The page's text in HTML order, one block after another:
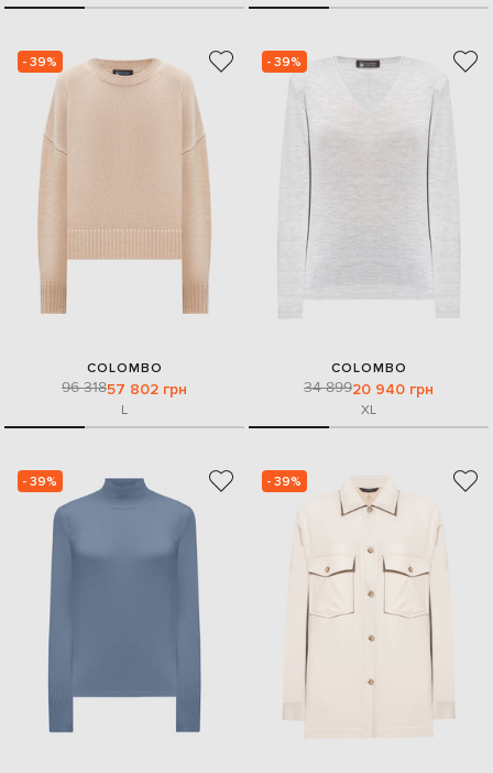
- 39%
COLOMBO
96 31857 802 грн
L
- 39%
COLOMBO
34 89920 940 грн
XL
- 39% - 39%